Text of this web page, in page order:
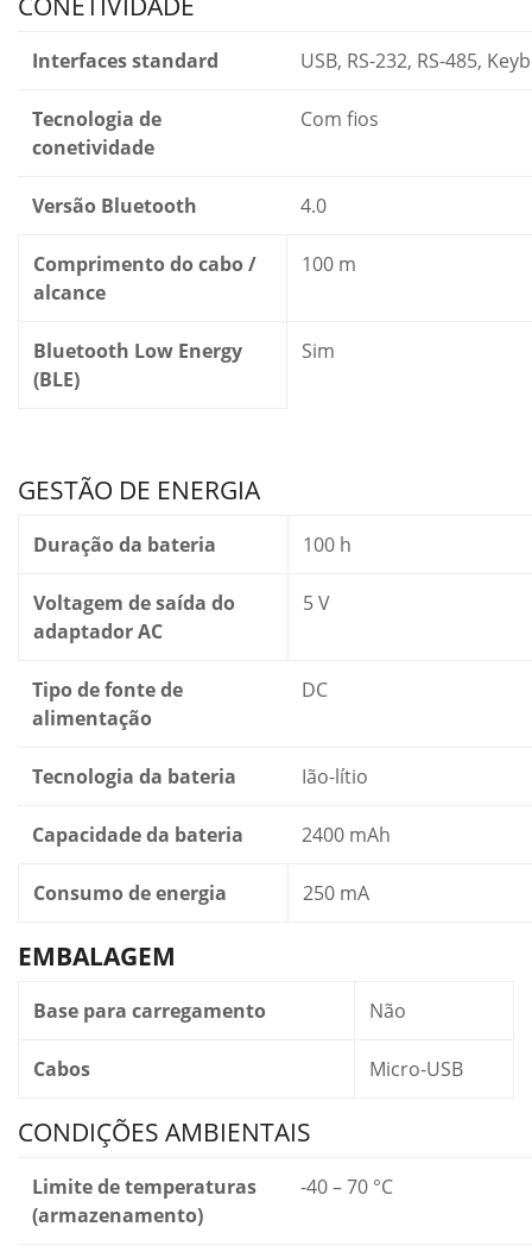
Interfaces standard USB, RS-232, RS-485,
Tecnologia de
conetividade
Com fios
Versão Bluetooth 4.0
Comprimento do cabo /
alcance
100 m
Bluetooth Low Energy
(BLE)
Sim
GESTÃO DE ENERGIA
Duração da bateria 100 h
Voltagem de saída do
adaptador AC
5 V
Tipo de fonte de
alimentação
DC
Tecnologia da bateria Ião-lítio
Capacidade da bateria 2400 mAh
Consumo de energia 250 mA
EMBALAGEM
Base para carregamento Não
Cabos Micro-USB
CONDIÇÕES AMBIENTAIS
Limite de temperaturas
(armazenamento)
-40 – 70 °C